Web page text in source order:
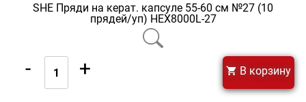
SHE Пряди на керат. капсуле 55-60 см №27 (10
прядей/уп) HEX8000L-27
- + В корзину